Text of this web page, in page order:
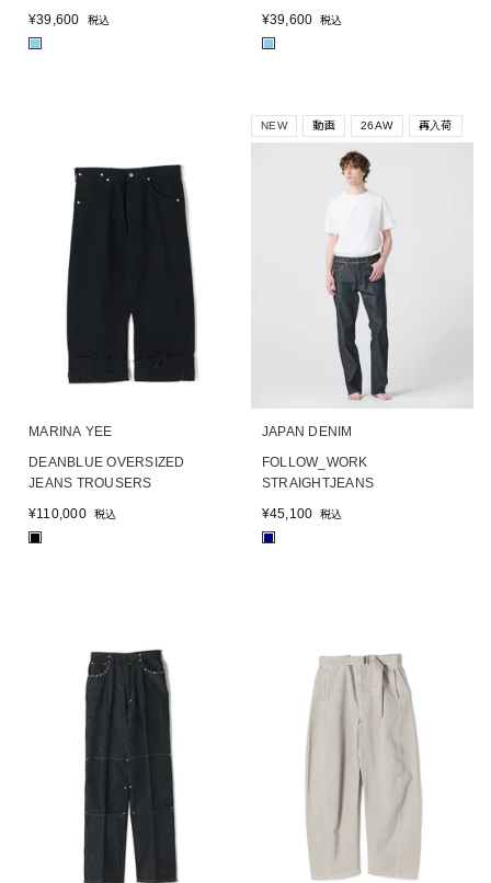
¥39,600 税込
■
¥39,600 税込
■
MARINA YEE
DEANBLUE OVERSIZED
JEANS TROUSERS
¥110,000 税込
■
NEW 動画 26AW 再入荷
JAPAN DENIM
FOLLOW_WORK
STRAIGHTJEANS
¥45,100 税込
■